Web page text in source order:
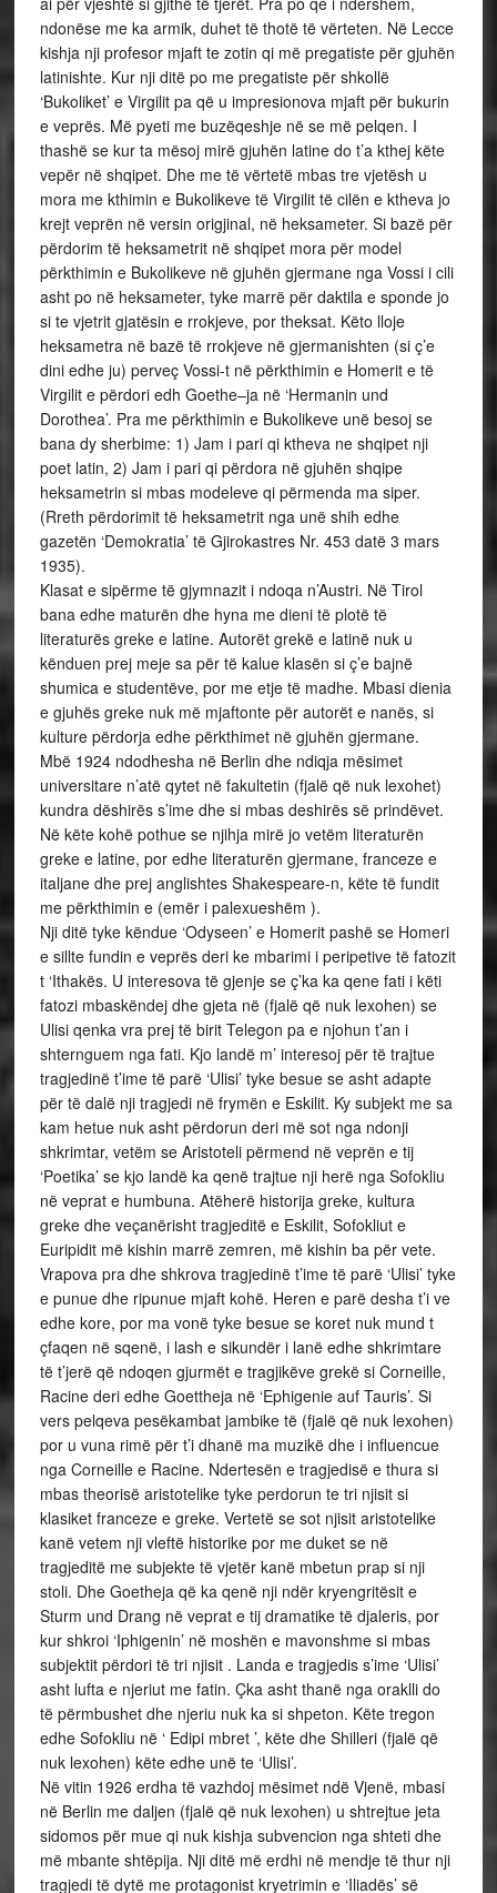
ndonëse me ka armik, duhet të thotë të vërteten. Në Lecce
kishja nji profesor mjaft te zotin qi më pregatiste për gjuhën
latinishte. Kur nji ditë po me pregatiste për shkollë
‘Bukoliket’ e Virgilit pa që u impresionova mjaft për bukurin
e veprës. Më pyeti me buzëqeshje në se më pelqen. I
thashë se kur ta mësoj mirë gjuhën latine do t’a kthej këte
vepër në shqipet. Dhe me të vërtetë mbas tre vjetësh u
mora me kthimin e Bukolikeve të Virgilit të cilën e ktheva jo
krejt veprën në versin origjinal, në heksameter. Si bazë për
përdorim të heksametrit në shqipet mora për model
përkthimin e Bukolikeve në gjuhën gjermane nga Vossi i cili
asht po në heksameter, tyke marrë për daktila e sponde jo
si te vjetrit gjatësin e rrokjeve, por theksat. Këto lloje
heksametra në bazë të rrokjeve në gjermanishten (si ç’e
dini edhe ju) perveç Vossi-t në përkthimin e Homerit e të
Virgilit e përdori edh Goethe–ja në ‘Hermanin und
Dorothea’. Pra me përkthimin e Bukolikeve unë besoj se
bana dy sherbime: 1) Jam i pari qi ktheva ne shqipet nji
poet latin, 2) Jam i pari qi përdora në gjuhën shqipe
heksametrin si mbas modeleve qi përmenda ma siper.
(Rreth përdorimit të heksametrit nga unë shih edhe
gazetën ‘Demokratia’ të Gjirokastres Nr. 453 datë 3 mars
1935).
Klasat e sipërme të gjymnazit i ndoqa n’Austri. Në Tirol
bana edhe maturën dhe hyna me dieni të plotë të
literaturës greke e latine. Autorët grekë e latinë nuk u
kënduen prej meje sa për të kalue klasën si ç’e bajnë
shumica e studentëve, por me etje të madhe. Mbasi dienia
e gjuhës greke nuk më mjaftonte për autorët e nanës, si
kulture përdorja edhe përkthimet në gjuhën gjermane.
Mbë 1924 ndodhesha në Berlin dhe ndiqja mësimet
universitare n’atë qytet në fakultetin (fjalë që nuk lexohet)
kundra dëshirës s’ime dhe si mbas deshirës së prindëvet.
Në këte kohë pothue se njihja mirë jo vetëm literaturën
greke e latine, por edhe literaturën gjermane, franceze e
italjane dhe prej anglishtes Shakespeare-n, këte të fundit
me përkthimin e (emër i palexueshëm ).
Nji ditë tyke këndue ‘Odyseen’ e Homerit pashë se Homeri
e sillte fundin e veprës deri ke mbarimi i peripetive të fatozit
t ‘Ithakës. U interesova të gjenje se ç’ka ka qene fati i këti
fatozi mbaskëndej dhe gjeta në (fjalë që nuk lexohen) se
Ulisi qenka vra prej të birit Telegon pa e njohun t’an i
shternguem nga fati. Kjo landë m’ interesoj për të trajtue
tragjedinë t’ime të parë ‘Ulisi’ tyke besue se asht adapte
për të dalë nji tragjedi në frymën e Eskilit. Ky subjekt me sa
kam hetue nuk asht përdorun deri më sot nga ndonji
shkrimtar, vetëm se Aristoteli përmend në veprën e tij
‘Poetika’ se kjo landë ka qenë trajtue nji herë nga Sofokliu
në veprat e humbuna. Atëherë historija greke, kultura
greke dhe veçanërisht tragjeditë e Eskilit, Sofokliut e
Euripidit më kishin marrë zemren, më kishin ba për vete.
Vrapova pra dhe shkrova tragjedinë t’ime të parë ‘Ulisi’ tyke
e punue dhe ripunue mjaft kohë. Heren e parë desha t’i ve
edhe kore, por ma vonë tyke besue se koret nuk mund t
çfaqen në sqenë, i lash e sikundër i lanë edhe shkrimtare
të t’jerë që ndoqen gjurmët e tragjikëve grekë si Corneille,
Racine deri edhe Goettheja në ‘Ephigenie auf Tauris’. Si
vers pelqeva pesëkambat jambike të (fjalë që nuk lexohen)
por u vuna rimë për t’i dhanë ma muzikë dhe i influencue
nga Corneille e Racine. Ndertesën e tragjedisë e thura si
mbas theorisë aristotelike tyke perdorun te tri njisit si
klasiket franceze e greke. Vertetë se sot njisit aristotelike
kanë vetem nji vleftë historike por me duket se në
tragjeditë me subjekte të vjetër kanë mbetun prap si nji
stoli. Dhe Goetheja që ka qenë nji ndër kryengritësit e
Sturm und Drang në veprat e tij dramatike të djaleris, por
kur shkroi ‘Iphigenin’ në moshën e mavonshme si mbas
subjektit përdori të tri njisit . Landa e tragjedis s’ime ‘Ulisi’
asht lufta e njeriut me fatin. Çka asht thanë nga oraklli do
të përmbushet dhe njeriu nuk ka si shpeton. Këte tregon
edhe Sofokliu në ‘ Edipi mbret ’, këte dhe Shilleri (fjalë që
nuk lexohen) këte edhe unë te ‘Ulisi’.
Në vitin 1926 erdha të vazhdoj mësimet ndë Vjenë, mbasi
në Berlin me daljen (fjalë që nuk lexohen) u shtrejtue jeta
sidomos për mue qi nuk kishja subvencion nga shteti dhe
më mbante shtëpija. Nji ditë më erdhi në mendje të thur nji
tragjedi të dytë me protagonist kryetrimin e ‘Iliadës’ së